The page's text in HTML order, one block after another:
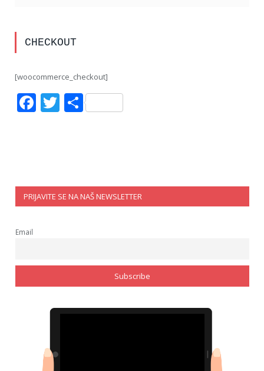
CHECKOUT
[woocommerce_checkout]
Facebook
Twitter
Share
PRIJAVITE SE NA NAŠ NEWSLETTER
Email